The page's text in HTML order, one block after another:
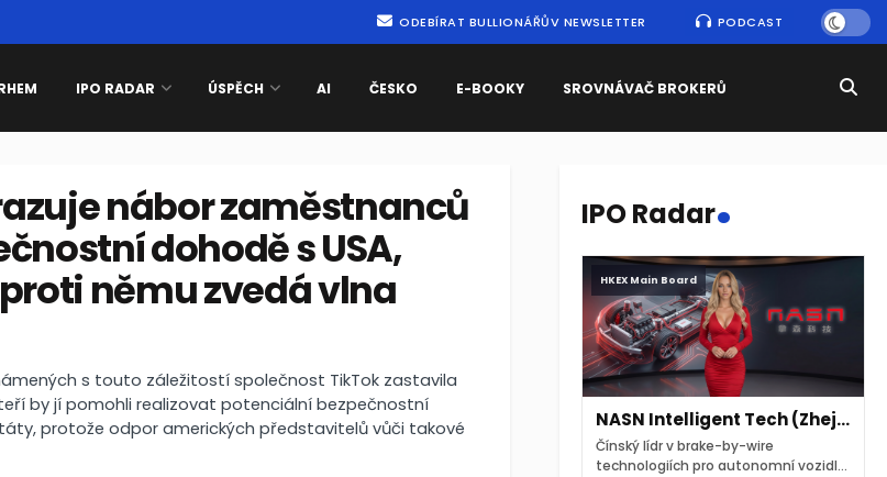
ODEBÍRAT BULLIONÁŘŮV NEWSLETTER PODCAST
IPO RADAR ÚSPĚCH AI ČESKO E-BOOKY SROVNÁVAČ BROKERŮ
nábor zaměstnanců
dohodě s USA,
němu zvedá vlna
s touto záležitostí společnost TikTok zastavila
by jí pomohli realizovat potenciální bezpečnostní
protože odpor amerických představitelů vůči takové
IPO Radar.
HKEX Main Board
NASN Intelligent Tech (Zhejiang)
Čínský lídr v brake-by-wire
technologiích pro autonomní vozidla